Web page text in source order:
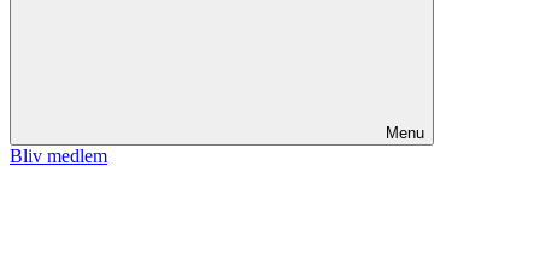
Menu
Bliv medlem